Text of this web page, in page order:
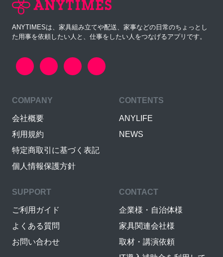
ANYTIMESは、家具組み立てや配送、家事などの日常のちょっとし
た用事を依頼したい人と、仕事をしたい人をつなげるアプリです。
COMPANY
会社概要
利用規約
特定商取引に基づく表記
個人情報保護方針
CONTENTS
ANYLIFE
NEWS
SUPPORT
ご利用ガイド
よくある質問
お問い合わせ
CONTACT
企業様・自治体様
家具関連会社様
取材・講演依頼